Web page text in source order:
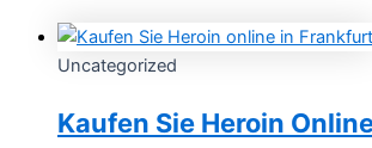
Uncategorized
Kaufen Sie Heroin